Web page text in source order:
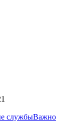
службыВажно